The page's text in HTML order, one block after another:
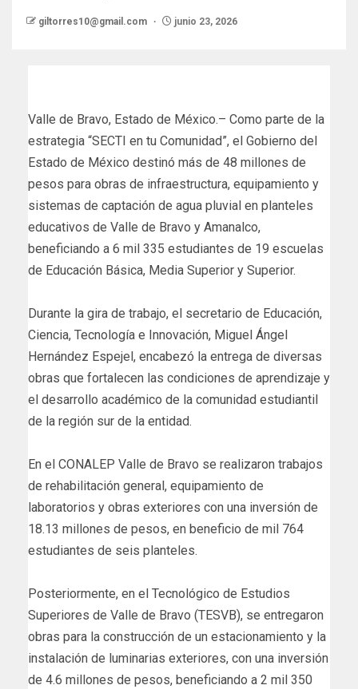
giltorres10@gmail.com junio 23, 2026
Valle de Bravo, Estado de México.– Como parte de la
estrategia “SECTI en tu Comunidad”, el Gobierno del
Estado de México destinó más de 48 millones de
pesos para obras de infraestructura, equipamiento y
sistemas de captación de agua pluvial en planteles
educativos de Valle de Bravo y Amanalco,
beneficiando a 6 mil 335 estudiantes de 19 escuelas
de Educación Básica, Media Superior y Superior.
Durante la gira de trabajo, el secretario de Educación,
Ciencia, Tecnología e Innovación, Miguel Ángel
Hernández Espejel, encabezó la entrega de diversas
obras que fortalecen las condiciones de aprendizaje y
el desarrollo académico de la comunidad estudiantil
de la región sur de la entidad.
En el CONALEP Valle de Bravo se realizaron trabajos
de rehabilitación general, equipamiento de
laboratorios y obras exteriores con una inversión de
18.13 millones de pesos, en beneficio de mil 764
estudiantes de seis planteles.
Posteriormente, en el Tecnológico de Estudios
Superiores de Valle de Bravo (TESVB), se entregaron
obras para la construcción de un estacionamiento y la
instalación de luminarias exteriores, con una inversión
de 4.6 millones de pesos, beneficiando a 2 mil 350